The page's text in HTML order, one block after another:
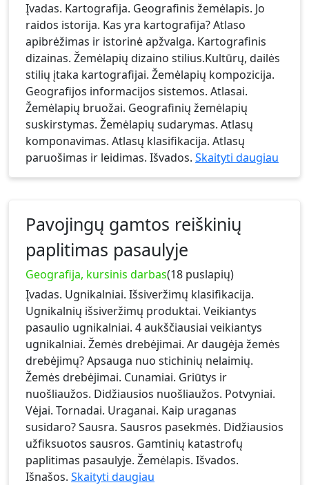
Įvadas. Kartografija. Geografinis žemėlapis. Jo
raidos istorija. Kas yra kartografija? Atlaso
apibrėžimas ir istorinė apžvalga. Kartografinis
dizainas. Žemėlapių dizaino stilius.Kultūrų, dailės
stilių įtaka kartografijai. Žemėlapių kompozicija.
Geografijos informacijos sistemos. Atlasai.
Žemėlapių bruožai. Geografinių žemėlapių
suskirstymas. Žemėlapių sudarymas. Atlasų
komponavimas. Atlasų klasifikacija. Atlasų
paruošimas ir leidimas. Išvados. Skaityti daugiau
Pavojingų gamtos reiškinių
paplitimas pasaulyje
Geografija, kursinis darbas(18 puslapių)
Įvadas. Ugnikalniai. Išsiveržimų klasifikacija.
Ugnikalnių išsiveržimų produktai. Veikiantys
pasaulio ugnikalniai. 4 aukščiausiai veikiantys
ugnikalniai. Žemės drebėjimai. Ar daugėja žemės
drebėjimų? Apsauga nuo stichinių nelaimių.
Žemės drebėjimai. Cunamiai. Griūtys ir
nuošliaužos. Didžiausios nuošliaužos. Potvyniai.
Vėjai. Tornadai. Uraganai. Kaip uraganas
susidaro? Sausra. Sausros pasekmės. Didžiausios
užfiksuotos sausros. Gamtinių katastrofų
paplitimas pasaulyje. Žemėlapis. Išvados.
Išnašos. Skaityti daugiau